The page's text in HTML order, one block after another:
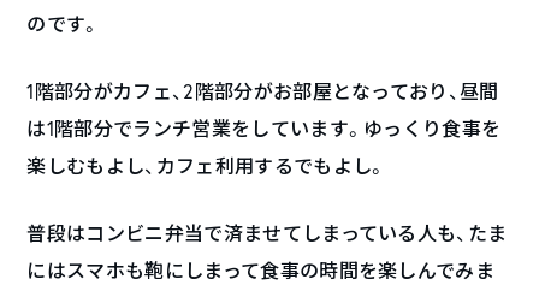
のです。
1階部分がカフェ、2階部分がお部屋となっており、昼間
は1階部分でランチ営業をしています。ゆっくり食事を
楽しむもよし、カフェ利用するでもよし。
普段はコンビニ弁当で済ませてしまっている人も、たま
にはスマホも鞄にしまって食事の時間を楽しんでみま